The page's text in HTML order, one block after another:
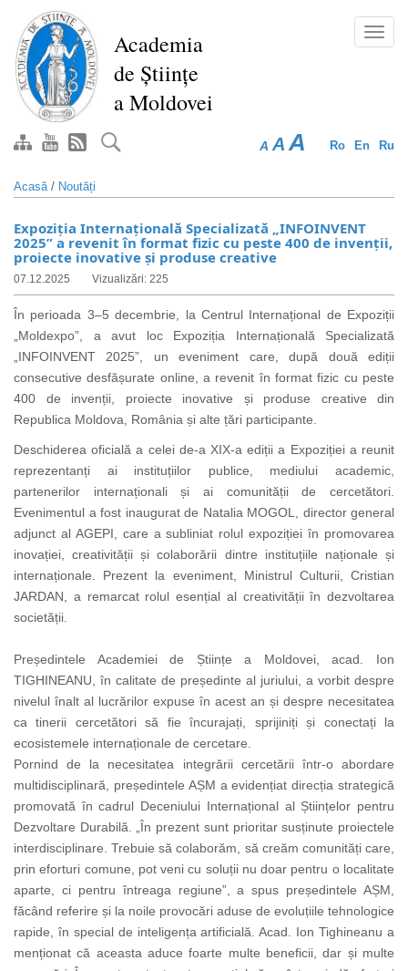
conţinutul
principal
Academia
de Științe
a Moldovei
Ro En Ru
A A A
Acasă/ Noutăți
Expoziția Internațională Specializată „INFOINVENT
2025” a revenit în format fizic cu peste 400 de invenții,
proiecte inovative și produse creative
07.12.2025 Vizualizări: 225
În perioada 3–5 decembrie, la Centrul Internațional de Expoziții
„Moldexpo”, a avut loc Expoziția Internațională Specializată
„INFOINVENT 2025”, un eveniment care, după două ediții
consecutive desfășurate online, a revenit în format fizic cu peste
400 de invenții, proiecte inovative și produse creative din
Republica Moldova, România și alte țări participante.
Deschiderea oficială a celei de-a XIX-a ediții a Expoziției a reunit
reprezentanți ai instituțiilor publice, mediului academic,
partenerilor internaționali și ai comunității de cercetători.
Evenimentul a fost inaugurat de Natalia MOGOL, director general
adjunct al AGEPI, care a subliniat rolul expoziției în promovarea
inovației, creativității și colaborării dintre instituțiile naționale și
internaționale. Prezent la eveniment, Ministrul Culturii, Cristian
JARDAN, a remarcat rolul esențial al creativității în dezvoltarea
societății.
Președintele Academiei de Științe a Moldovei, acad. Ion
TIGHINEANU, în calitate de președinte al juriului, a vorbit despre
nivelul înalt al lucrărilor expuse în acest an și despre necesitatea
ca tinerii cercetători să fie încurajați, sprijiniți și conectați la
ecosistemele internaționale de cercetare.
Pornind de la necesitatea integrării cercetării într-o abordare
multidisciplinară, președintele AȘM a evidențiat direcția strategică
promovată în cadrul Deceniului Internațional al Științelor pentru
Dezvoltare Durabilă. „În prezent sunt prioritarsusținute proiectele
interdisciplinare. Trebuie să colaborăm, să creăm comunități care,
prin eforturi comune, pot veni cu soluții nu doar pentru o localitate
aparte , ci pentru întreaga regiune”, a spus președintele AȘM,
făcând referire și la noile provocări aduse de evoluțiile tehnologice
rapide, în special de inteligența artificială. Acad. Ion Tighineanu a
menționat că aceasta aduce foarte multe beneficii, dar și multe